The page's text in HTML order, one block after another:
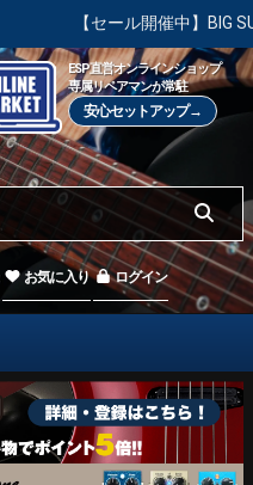
【セール開催中】BIG
ESP直営オンラインショップ
専属リペアマンが常駐
安心セットアップ→
お気に入り ログイン